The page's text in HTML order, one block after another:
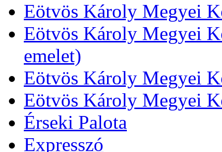
Eötvös Károly Megyei
Eötvös Károly Megyei
emelet)
Eötvös Károly Megyei
Eötvös Károly Megyei
Érseki Palota
Expresszó